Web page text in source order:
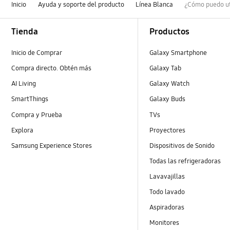
Inicio Ayuda y soporte del producto Línea Blanca ¿Cómo puedo
Tienda
Inicio de Comprar
Compra directo. Obtén más
AI Living
SmartThings
Compra y Prueba
Explora
Samsung Experience Stores
Productos
Galaxy Smartphone
Galaxy Tab
Galaxy Watch
Galaxy Buds
TVs
Proyectores
Dispositivos de Sonido
Todas las refrigeradoras
Lavavajillas
Todo lavado
Aspiradoras
Monitores